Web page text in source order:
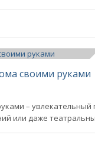
своими руками
–
или даже